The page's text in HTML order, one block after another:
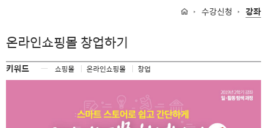
수강신청 강좌
온라인쇼핑몰 창업하기
키워드 ㅡ 쇼핑몰 온라인쇼핑몰 창업